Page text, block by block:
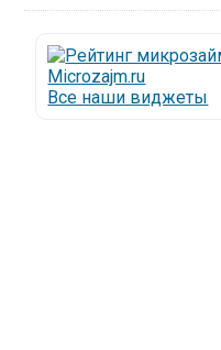
Все наши виджеты